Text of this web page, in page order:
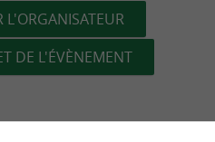
L'ORGANISATEUR
DE L'ÉVÈNEMENT